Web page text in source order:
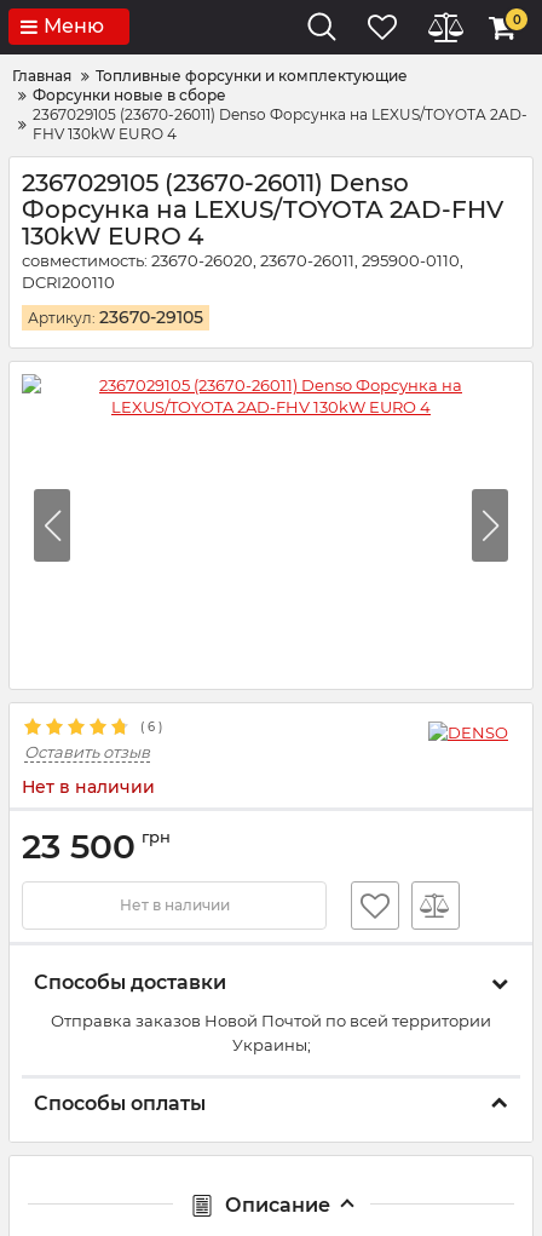
Меню 0
Главная
Топливные форсунки и комплектующие
Форсунки новые в сборе
2367029105 (23670-26011) Denso Форсунка на LEXUS/TOYOTA 2AD-
FHV 130kW EURO 4
2367029105 (23670-26011) Denso
Форсунка на LEXUS/TOYOTA 2AD-FHV
130kW EURO 4
совместимость: 23670-26020, 23670-26011, 295900-0110,
DCRI200110
Артикул: 23670-29105
( 6 )
Оставить отзыв
Нет в наличии
23 500 грн
Нет в наличии
Способы доставки
Отправка заказов Новой Почтой по всей территории
Украины;
Способы оплаты
Описание